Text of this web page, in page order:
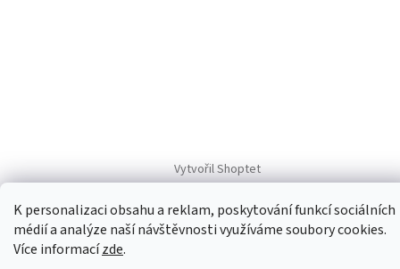
K personalizaci obsahu a reklam, poskytování funkcí sociálních
médií a analýze naší návštěvnosti využíváme soubory cookies.
Více informacízde.
Vytvořil Shoptet
Copyright 2026 CAD-plasty . Všechna práva vyhrazena.
Upravit
nastavení cookies